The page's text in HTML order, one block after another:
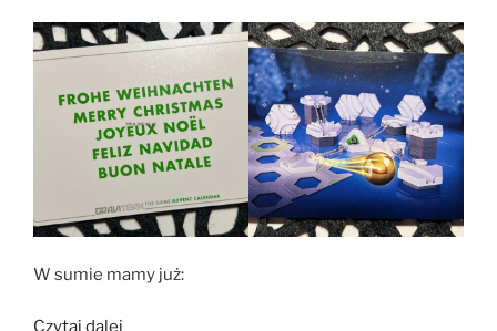
W sumie mamy już:
Czytaj dalej